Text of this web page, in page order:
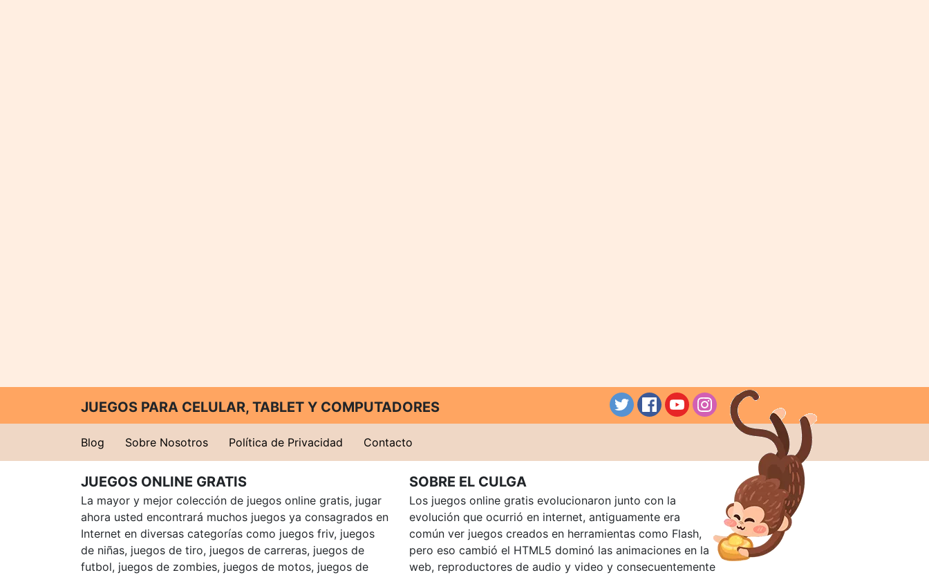
JUEGOS PARA CELULAR, TABLET Y COMPUTADORES
Blog Sobre Nosotros Política de Privacidad Contacto
JUEGOS ONLINE GRATIS
La mayor y mejor colección de juegos online gratis, jugar
ahora usted encontrará muchos juegos ya consagrados en
Internet en diversas categorías como juegos friv, juegos
de niñas, juegos de tiro, juegos de carreras, juegos de
futbol, juegos de zombies, juegos de motos, juegos de
SOBRE EL CULGA
Los juegos online gratis evolucionaron junto con la
evolución que ocurrió en internet, antiguamente era
común ver juegos creados en herramientas como Flash,
pero eso cambió el HTML5 dominó las animaciones en la
web, reproductores de audio y video y consecuentemente